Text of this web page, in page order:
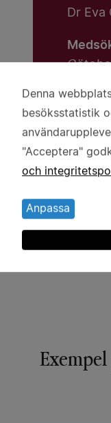
Dr Eva
Sofie
4
Användning
av
och
kakor
Denna
besöksstatistik
"Acceptera"
och
Anpassa